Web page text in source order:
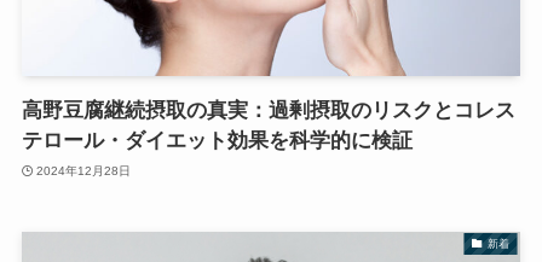
高野豆腐継続摂取の真実：過剰摂取のリスクとコレス
テロール・ダイエット効果を科学的に検証
2024年12月28日
新着